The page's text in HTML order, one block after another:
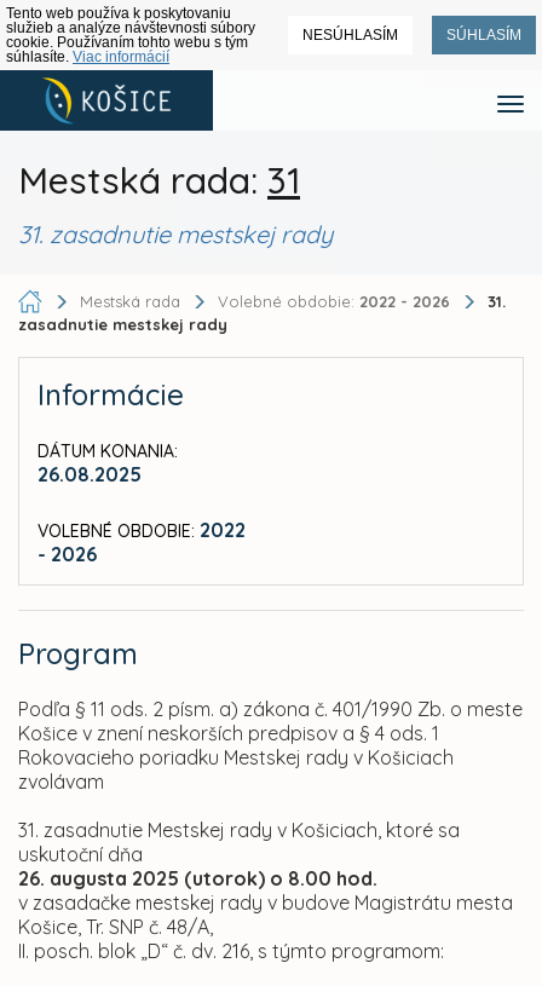
Tento web používa k poskytovaniu
služieb a analýze návštevnosti súbory
cookie. Používaním tohto webu s tým
súhlasíte. Viac informácií
NESÚHLASÍM SÚHLASÍM
Mestská rada: 31
31. zasadnutie mestskej rady
Mestská rada Volebné obdobie: 2022 - 2026
31.
zasadnutie mestskej rady
Informácie
DÁTUM KONANIA:
26.08.2025
VOLEBNÉ OBDOBIE: 2022
- 2026
Program
Podľa § 11 ods. 2 písm. a) zákona č. 401/1990 Zb. o meste
Košice v znení neskorších predpisov a § 4 ods. 1
Rokovacieho poriadku Mestskej rady v Košiciach
zvolávam
31. zasadnutie Mestskej rady v Košiciach, ktoré sa
uskutoční dňa
26. augusta 2025 (utorok) o 8.00 hod.
v zasadačke mestskej rady v budove Magistrátu mesta
Košice, Tr. SNP č. 48/A,
II. posch. blok „D“ č. dv. 216, s týmto programom: